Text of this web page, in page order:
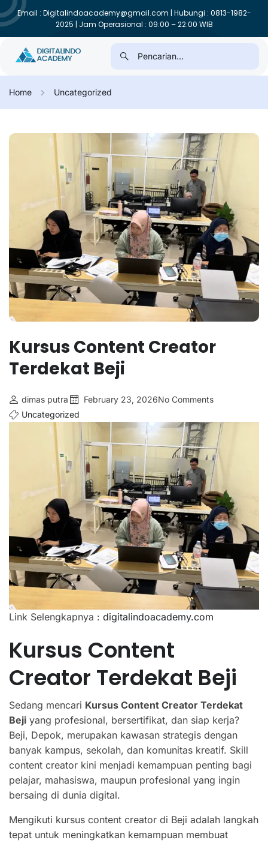
Email : Digitalindoacademy@gmail.com | Hubungi : 0813-1982-
2025 | Jam Operasional : 09:00 – 22:00 WIB
Home Uncategorized
Kursus Content Creator
Terdekat Beji
dimas putra February 23, 2026No Comments
Uncategorized
Link Selengkapnya : digitalindoacademy.com
Kursus Content
Creator Terdekat Beji
Sedang mencari Kursus Content Creator Terdekat
Beji yang profesional, bersertifikat, dan siap kerja?
Beji, Depok, merupakan kawasan strategis dengan
banyak kampus, sekolah, dan komunitas kreatif. Skill
content creator kini menjadi kemampuan penting bagi
pelajar, mahasiswa, maupun profesional yang ingin
bersaing di dunia digital.
Mengikuti kursus content creator di Beji adalah langkah
tepat untuk meningkatkan kemampuan membuat